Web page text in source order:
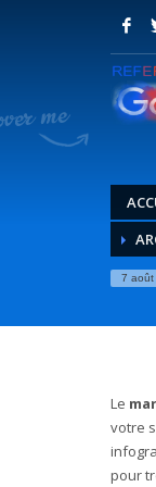
1
7 août
Le
votre
pour